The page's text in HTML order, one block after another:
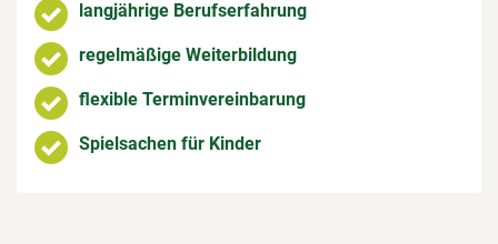
langjährige Berufserfahrung
regelmäßige Weiterbildung
flexible Terminvereinbarung
Spielsachen für Kinder